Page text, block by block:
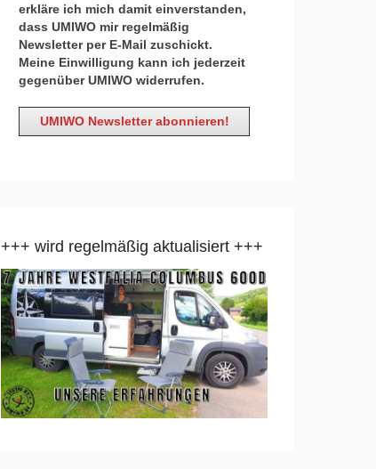
erkläre ich mich damit einverstanden,
dass UMIWO mir regelmäßig
Newsletter per E-Mail zuschickt.
Meine Einwilligung kann ich jederzeit
gegenüber UMIWO widerrufen.
+++ wird regelmäßig aktualisiert +++